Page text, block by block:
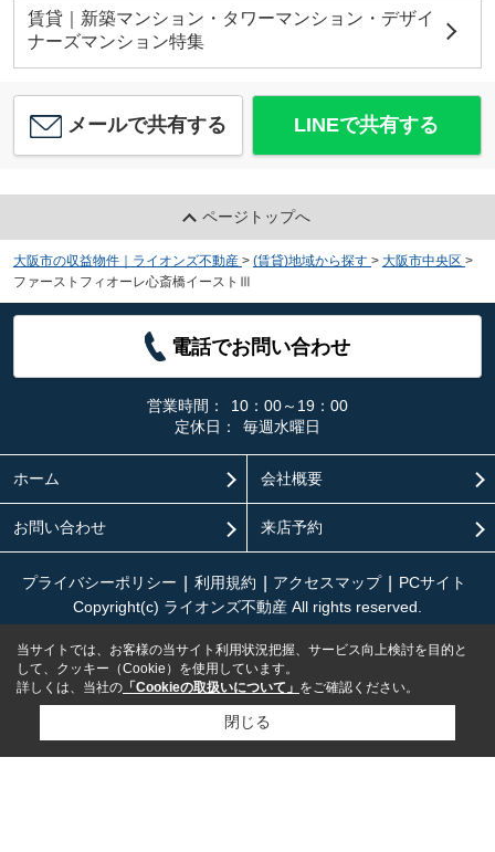
賃貸｜新築マンション・タワーマンション・デザイ
ナーズマンション特集
メールで共有する LINEで共有する
ページトップへ
大阪市の収益物件｜ライオンズ不動産 > (賃貸)地域から探す > 大阪市中央区 >
ファーストフィオーレ心斎橋イーストⅢ
電話でお問い合わせ
営業時間：
10：00～19：00
定休日：
毎週水曜日
ホーム 会社概要
お問い合わせ 来店予約
プライバシーポリシー 利用規約 アクセスマップ
PCサイト
Copyright(c) ライオンズ不動産 All rights reserved.
当サイトでは、お客様の当サイト利用状況把握、サービス向上検討を目的と
して、クッキー（Cookie）を使用しています。
詳しくは、当社の 「Cookieの取扱いについて」 をご確認ください。
閉じる